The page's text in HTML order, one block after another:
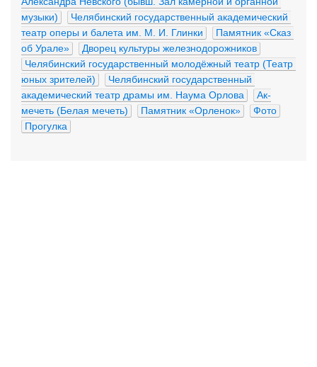
музыки)
Челябинский государственный академический
театр оперы и балета им. М. И. Глинки
Памятник «Сказ
об Урале»
Дворец культуры железнодорожников
Челябинский государственный молодёжный театр (Театр
юных зрителей)
Челябинский государственный
академический театр драмы им. Наума Орлова
Ак-
мечеть (Белая мечеть)
Памятник «Орленок»
Фото
Прогулка